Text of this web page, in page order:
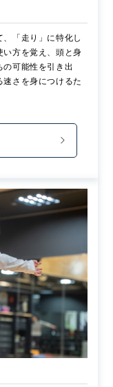
「走り」に特化し
方を覚え、頭と身
可能性を引き出
さを身につけるた